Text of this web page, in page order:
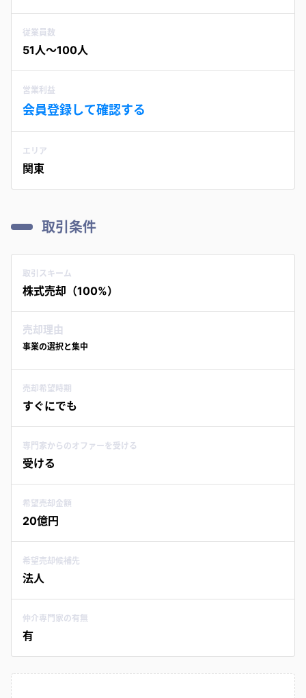
従業員数
51人〜100人
営業利益
会員登録して確認する
エリア
関東
取引条件
取引スキーム
株式売却（100%）
売却理由
事業の選択と集中
売却希望時期
すぐにでも
専門家からのオファーを受ける
受ける
希望売却金額
20億円
希望売却候補先
法人
仲介専門家の有無
有